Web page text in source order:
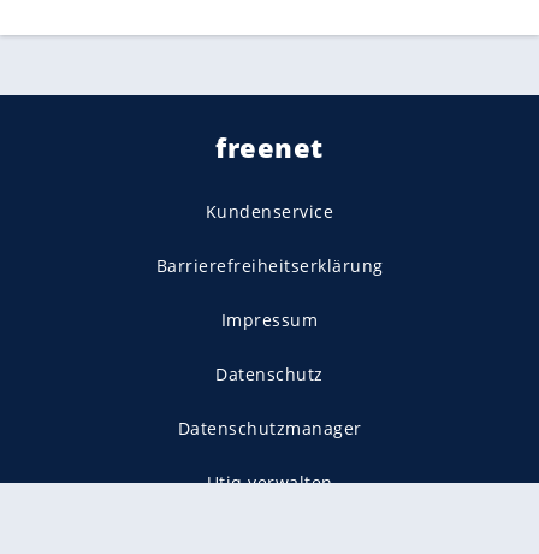
freenet
Kundenservice
Barrierefreiheitserklärung
Impressum
Datenschutz
Datenschutzmanager
Utiq verwalten